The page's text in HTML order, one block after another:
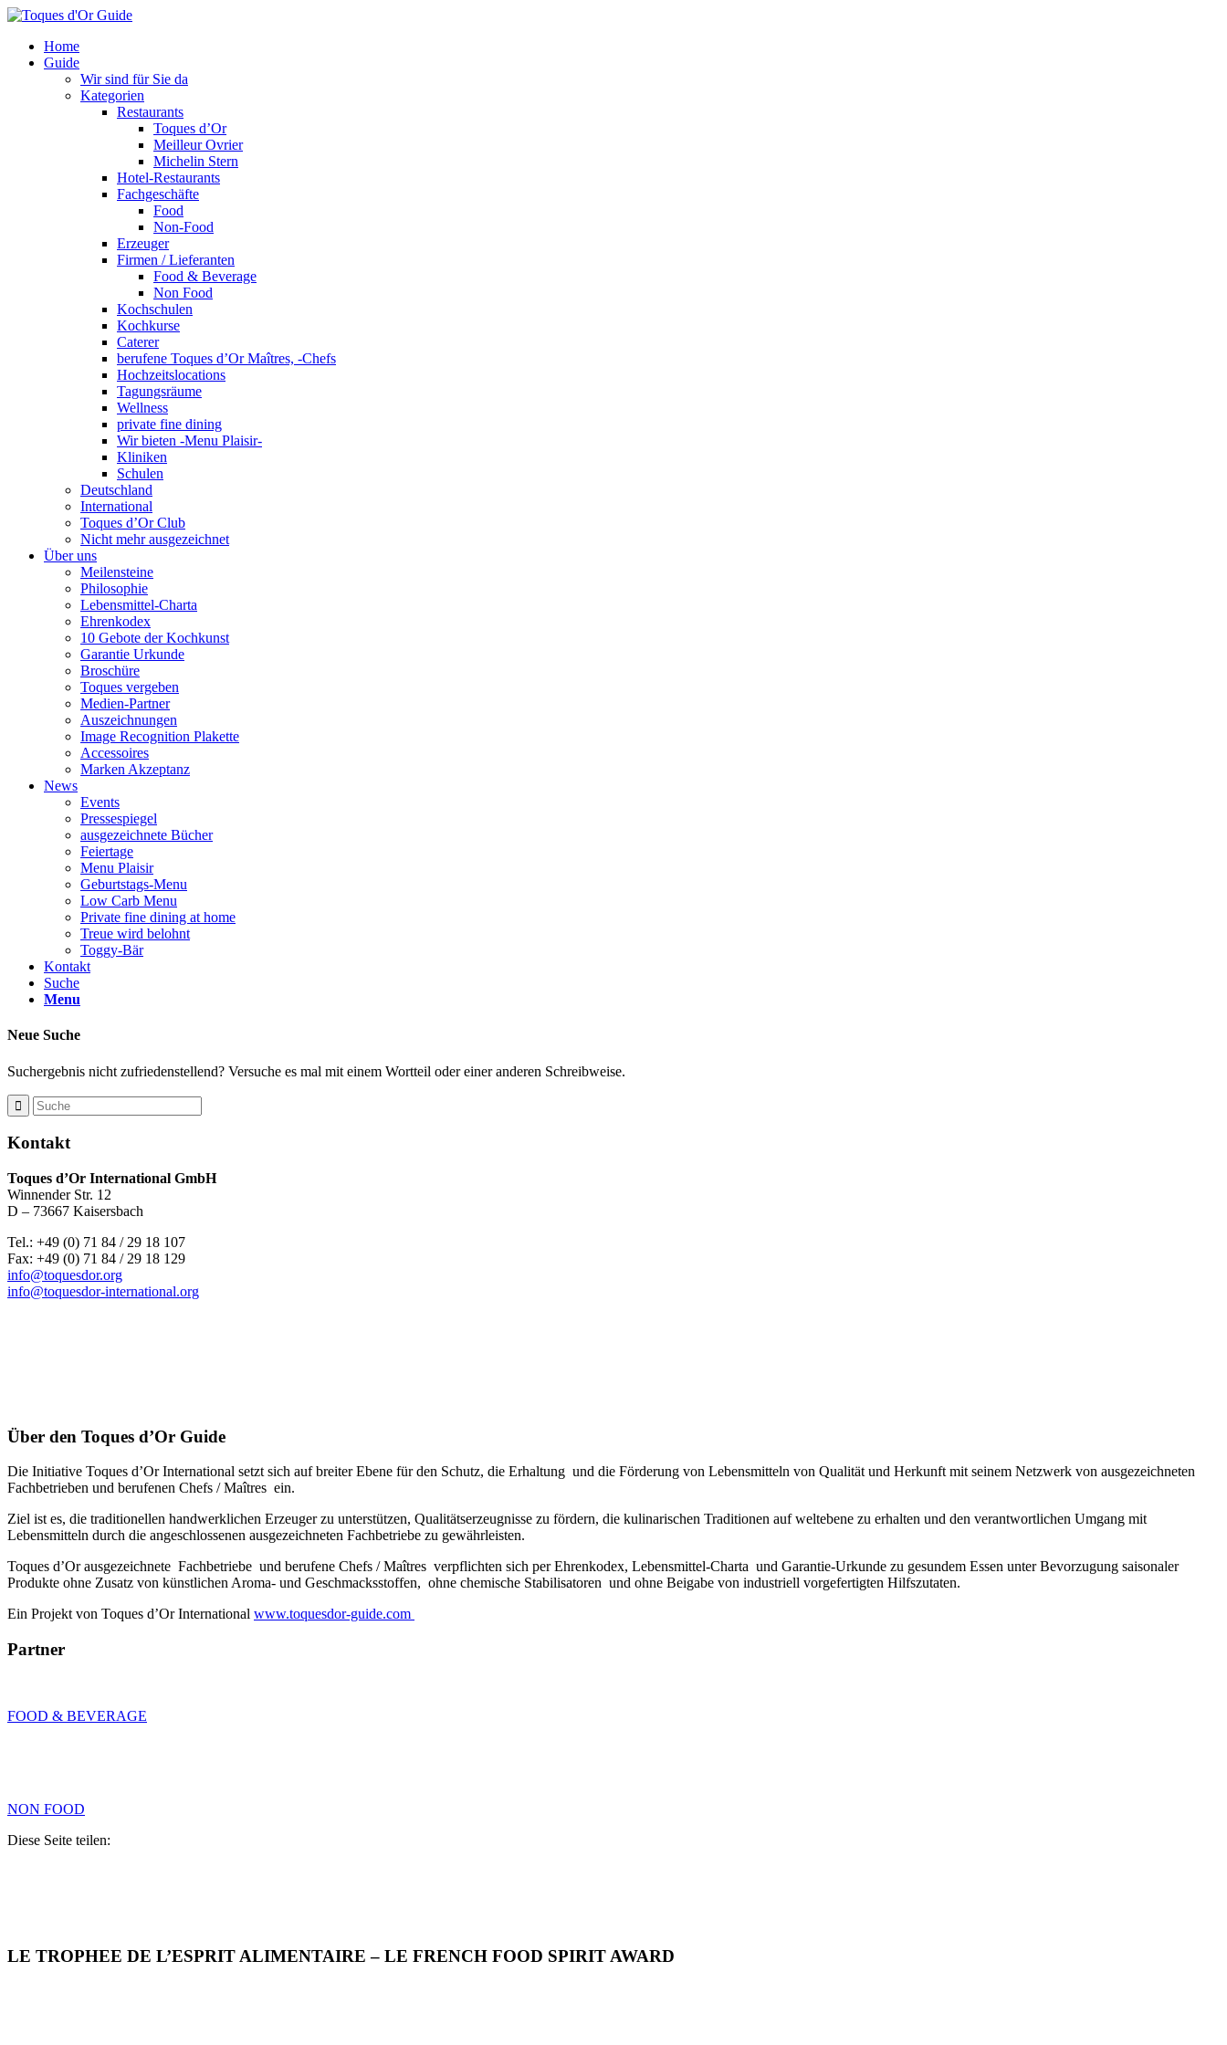
Home
Guide
Wir sind für Sie da
Kategorien
Restaurants
Toques d’Or
Meilleur Ovrier
Michelin Stern
Hotel-Restaurants
Fachgeschäfte
Food
Non-Food
Erzeuger
Firmen / Lieferanten
Food & Beverage
Non Food
Kochschulen
Kochkurse
Caterer
berufene Toques d’Or Maîtres, -Chefs
Hochzeitslocations
Tagungsräume
Wellness
private fine dining
Wir bieten -Menu Plaisir-
Kliniken
Schulen
Deutschland
International
Toques d’Or Club
Nicht mehr ausgezeichnet
Über uns
Meilensteine
Philosophie
Lebensmittel-Charta
Ehrenkodex
10 Gebote der Kochkunst
Garantie Urkunde
Broschüre
Toques vergeben
Medien-Partner
Auszeichnungen
Image Recognition Plakette
Accessoires
Marken Akzeptanz
News
Events
Pressespiegel
ausgezeichnete Bücher
Feiertage
Menu Plaisir
Geburtstags-Menu
Low Carb Menu
Private fine dining at home
Treue wird belohnt
Toggy-Bär
Kontakt
Suche
Menu
Neue Suche
Suchergebnis nicht zufriedenstellend? Versuche es mal mit einem Wortteil oder einer anderen Schreibweise.
Kontakt
Toques d’Or International GmbH
Winnender Str. 12
D – 73667 Kaisersbach
Tel.: +49 (0) 71 84 / 29 18 107
Fax: +49 (0) 71 84 / 29 18 129
info@toquesdor.org
info@toquesdor-international.org
Über den Toques d’Or Guide
Die Initiative Toques d’Or International setzt sich auf breiter Ebene für den Schutz, die Erhaltung und die Förderung von Lebensmitteln von Qualität und Herkunft mit seinem Netzwerk von ausgezeichneten
Fachbetrieben und berufenen Chefs / Maîtres ein.
Ziel ist es, die traditionellen handwerklichen Erzeuger zu unterstützen, Qualitätserzeugnisse zu fördern, die kulinarischen Traditionen auf weltebene zu erhalten und den verantwortlichen Umgang mit
Lebensmitteln durch die angeschlossenen ausgezeichneten Fachbetriebe zu gewährleisten.
Toques d’Or ausgezeichnete Fachbetriebe und berufene Chefs / Maîtres verpflichten sich per Ehrenkodex, Lebensmittel-Charta und Garantie-Urkunde zu gesundem Essen unter Bevorzugung saisonaler
Produkte ohne Zusatz von künstlichen Aroma- und Geschmacksstoffen, ohne chemische Stabilisatoren und ohne Beigabe von industriell vorgefertigten Hilfszutaten.
Ein Projekt von Toques d’Or International www.toquesdor-guide.com
Partner
FOOD & BEVERAGE
NON FOOD
Diese Seite teilen:
LE TROPHEE DE L’ESPRIT ALIMENTAIRE – LE FRENCH FOOD SPIRIT AWARD